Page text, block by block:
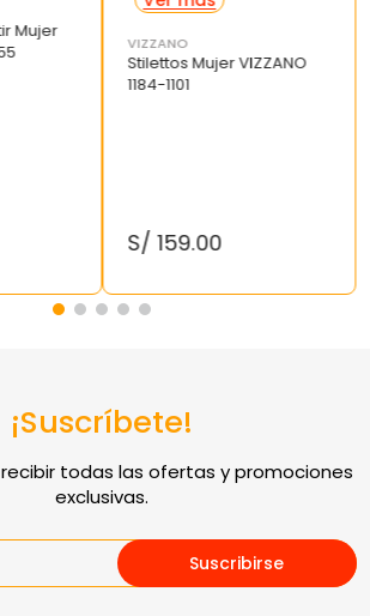
Mujer
VIZZANO
Stilettos Mujer VIZZANO
1184-1101
S/ 159.00
¡Suscríbete!
Suscribirse